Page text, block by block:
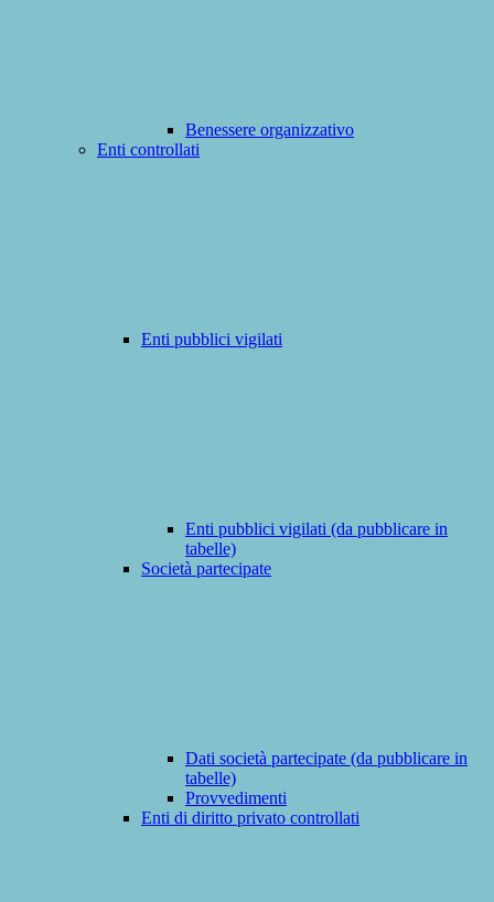
Benessere organizzativo
Enti controllati
Enti pubblici vigilati
Enti pubblici vigilati (da pubblicare in
tabelle)
Società partecipate
Dati società partecipate (da pubblicare in
tabelle)
Provvedimenti
Enti di diritto privato controllati